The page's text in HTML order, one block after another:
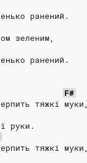
ранений.
зеленим,
ранений.
F#
тяжкі муки,
руки.
тяжкі муки,